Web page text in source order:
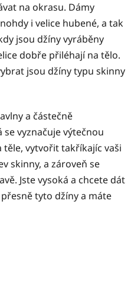
na okrasu. Dámy
i velice hubené, a tak
jsou džíny vyráběny
dobře přiléhají na tělo.
jsou džíny typu skinny
a částečně
vyznačuje výtečnou
vytvořit takříkajíc vaši
skinny, a zároveň se
Jste vysoká a chcete dát
tyto džíny a máte